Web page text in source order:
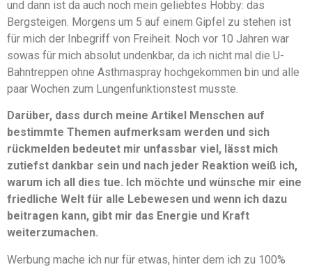
und dann ist da auch noch mein geliebtes Hobby: das
Bergsteigen. Morgens um 5 auf einem Gipfel zu stehen ist
für mich der Inbegriff von Freiheit. Noch vor 10 Jahren war
sowas für mich absolut undenkbar, da ich nicht mal die U-
Bahntreppen ohne Asthmaspray hochgekommen bin und alle
paar Wochen zum Lungenfunktionstest musste.
Darüber, dass durch meine Artikel Menschen auf
bestimmte Themen aufmerksam werden und sich
rückmelden bedeutet mir unfassbar viel, lässt mich
zutiefst dankbar sein und nach jeder Reaktion weiß ich,
warum ich all dies tue. Ich möchte und wünsche mir eine
friedliche Welt für alle Lebewesen und wenn ich dazu
beitragen kann, gibt mir das Energie und Kraft
weiterzumachen.
Werbung mache ich nur für etwas, hinter dem ich zu 100%